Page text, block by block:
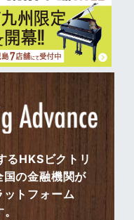
るHKSビクトリ
の金融機関が
トフォーム